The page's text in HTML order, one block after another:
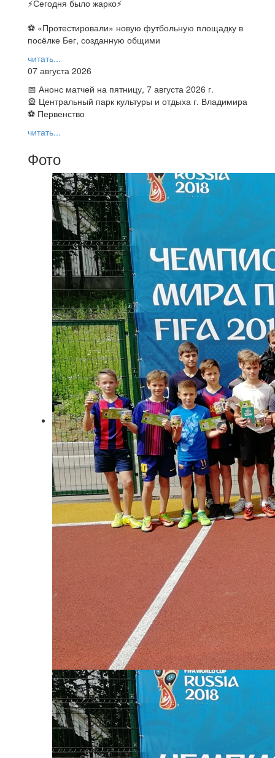
⚡️Сегодня было жарко⚡️
⚽ ️«Протестировали» новую футбольную площадку в
посёлке Бег, созданную общими
читать...
07 августа 2026
📅 Анонс матчей на пятницу, 7 августа 2026 г.
🎡 Центральный парк культуры и отдыха г. Владимира
⚽ Первенство
читать...
Фото